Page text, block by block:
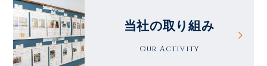
当社の取り組み
Our Activity